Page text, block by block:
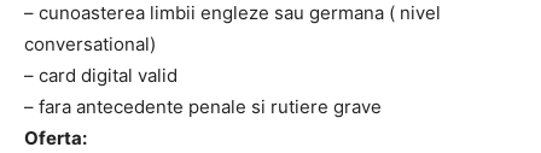
– cunoasterea limbii engleze sau germana ( nivel
conversational)
– card digital valid
– fara antecedente penale si rutiere grave
Oferta: